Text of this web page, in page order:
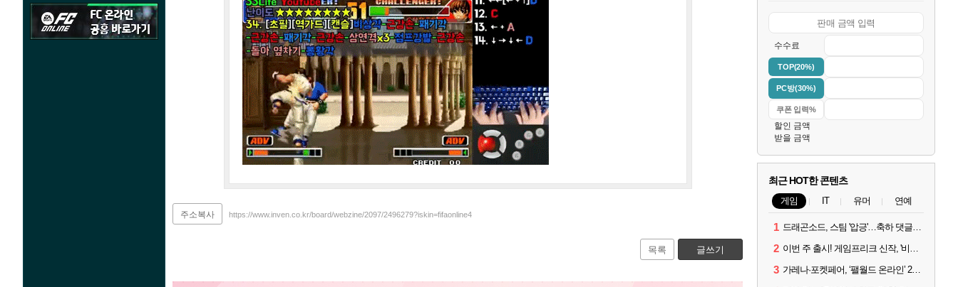
주소복사 https://www.inven.co.kr/board/webzine/2097/2496279?iskin=fifaonline4
목록 글쓰기
수수료
TOP(20%)
PC방(30%)
할인 금액
받을 금액
최근 HOT한 콘텐츠
게임 IT 유머 연예
1 드래곤소드, 스팀 '압긍'…축하 댓글 달고 게임 코드 받자!
2 이번 주 출시! 게임프리크 신작, '비스트 오브 리인카네이션'
3 가레나·포켓페어, ‘팰월드 온라인’ 2026년 출시 예고